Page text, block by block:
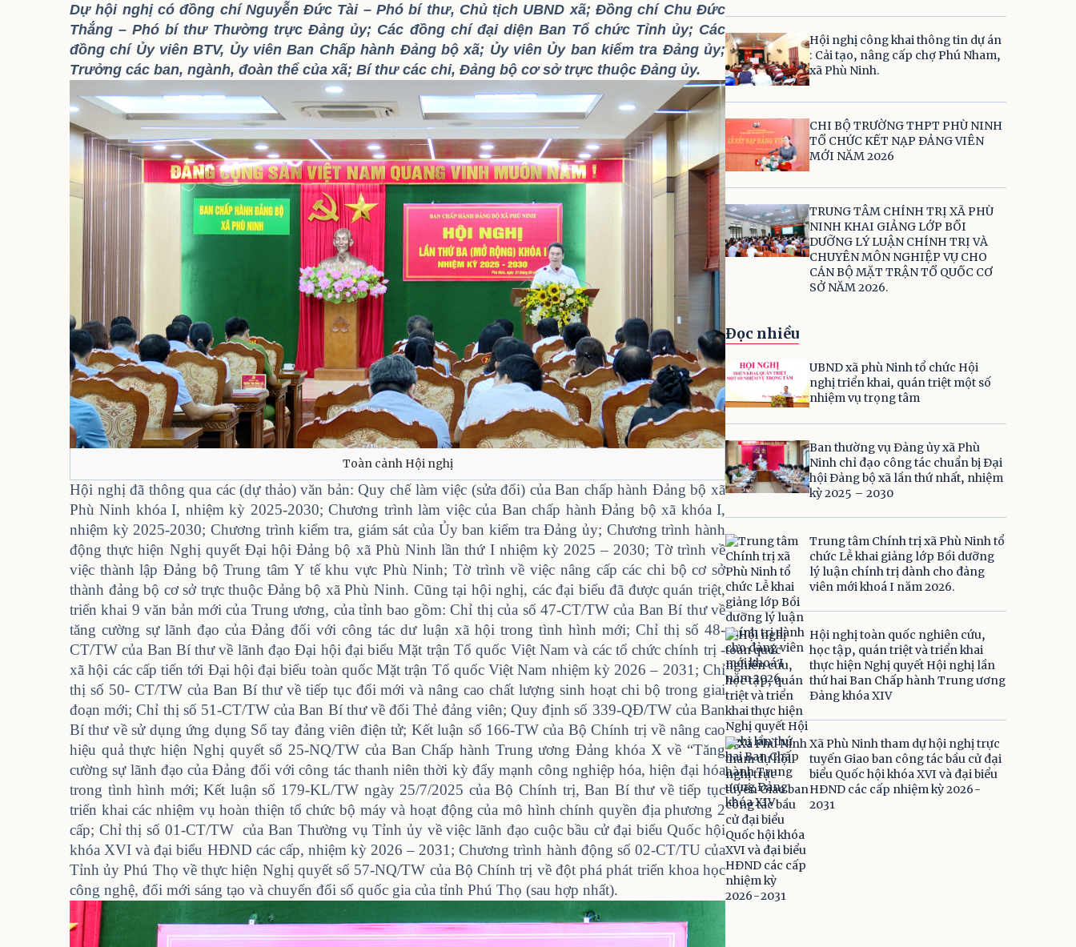
Dự hội nghị có đồng chí Nguyễn Đức Tài – Phó bí thư, Chủ tịch UBND xã; Đồng chí Chu Đức
Thắng – Phó bí thư Thường trực Đảng ủy; Các đồng chí đại diện Ban Tổ chức Tỉnh ủy; Các
đồng chí Ủy viên BTV, Ủy viên Ban Chấp hành Đảng bộ xã; Ủy viên Ủy ban kiểm tra Đảng ủy;
Trưởng các ban, ngành, đoàn thể của xã; Bí thư các chi, Đảng bộ cơ sở trực thuộc Đảng ủy.
Toàn cảnh Hội nghị
Hội nghị đã thông qua các (dự thảo) văn bản: Quy chế làm việc (sửa đổi) của Ban chấp hành Đảng bộ xã
Phù Ninh khóa I, nhiệm kỳ 2025-2030; Chương trình làm việc của Ban chấp hành Đảng bộ xã khóa I,
nhiệm kỳ 2025-2030; Chương trình kiểm tra, giám sát của Ủy ban kiểm tra Đảng ủy; Chương trình hành
động thực hiện Nghị quyết Đại hội Đảng bộ xã Phù Ninh lần thứ I nhiệm kỳ 2025 – 2030; Tờ trình về
việc thành lập Đảng bộ Trung tâm Y tế khu vực Phù Ninh; Tờ trình về việc nâng cấp các chi bộ cơ sở
thành đảng bộ cơ sở trực thuộc Đảng bộ xã Phù Ninh. Cũng tại hội nghị, các đại biểu đã được quán triệt,
triển khai 9 văn bản mới của Trung ương, của tỉnh bao gồm: Chỉ thị của số 47-CT/TW của Ban Bí thư về
tăng cường sự lãnh đạo của Đảng đối với công tác dư luận xã hội trong tình hình mới; Chỉ thị số 48-
CT/TW của Ban Bí thư về lãnh đạo Đại hội đại biểu Mặt trận Tổ quốc Việt Nam và các tổ chức chính trị -
xã hội các cấp tiến tới Đại hội đại biểu toàn quốc Mặt trận Tổ quốc Việt Nam nhiệm kỳ 2026 – 2031; Chỉ
thị số 50- CT/TW của Ban Bí thư về tiếp tục đổi mới và nâng cao chất lượng sinh hoạt chi bộ trong giai
đoạn mới; Chỉ thị số 51-CT/TW của Ban Bí thư về đổi Thẻ đảng viên; Quy định số 339-QĐ/TW của Ban
Bí thư về sử dụng ứng dụng Sổ tay đảng viên điện tử; Kết luận số 166-TW của Bộ Chính trị về nâng cao
hiệu quả thực hiện Nghị quyết số 25-NQ/TW của Ban Chấp hành Trung ương Đảng khóa X về “Tăng
cường sự lãnh đạo của Đảng đối với công tác thanh niên thời kỳ đẩy mạnh công nghiệp hóa, hiện đại hóa
trong tình hình mới; Kết luận số 179-KL/TW ngày 25/7/2025 của Bộ Chính trị, Ban Bí thư về tiếp tục
triển khai các nhiệm vụ hoàn thiện tổ chức bộ máy và hoạt động của mô hình chính quyền địa phương 2
cấp; Chỉ thị số 01-CT/TW của Ban Thường vụ Tỉnh ủy về việc lãnh đạo cuộc bầu cử đại biểu Quốc hội
khóa XVI và đại biểu HĐND các cấp, nhiệm kỳ 2026 – 2031; Chương trình hành động số 02-CT/TU của
Tỉnh ủy Phú Thọ về thực hiện Nghị quyết số 57-NQ/TW của Bộ Chính trị về đột phá phát triển khoa học
công nghệ, đổi mới sáng tạo và chuyển đổi số quốc gia của tỉnh Phú Thọ (sau hợp nhất).
Hội nghị công khai thông tin dự án
: Cải tạo, nâng cấp chợ Phú Nham,
xã Phù Ninh.
CHI BỘ TRƯỜNG THPT PHÙ NINH
TỔ CHỨC KẾT NẠP ĐẢNG VIÊN
MỚI NĂM 2026
TRUNG TÂM CHÍNH TRỊ XÃ PHÙ
NINH KHAI GIẢNG LỚP BỒI
DƯỠNG LÝ LUẬN CHÍNH TRỊ VÀ
CHUYÊN MÔN NGHIỆP VỤ CHO
CÁN BỘ MẶT TRẬN TỔ QUỐC CƠ
SỞ NĂM 2026.
Đọc nhiều
UBND xã phù Ninh tổ chức Hội
nghị triển khai, quán triệt một số
nhiệm vụ trọng tâm
Ban thường vụ Đảng ủy xã Phù
Ninh chỉ đạo công tác chuẩn bị Đại
hội Đảng bộ xã lần thứ nhất, nhiệm
kỳ 2025 – 2030
Trung tâm Chính trị xã Phù Ninh tổ
chức Lễ khai giảng lớp Bồi dưỡng
lý luận chính trị dành cho đảng
viên mới khoá I năm 2026.
Hội nghị toàn quốc nghiên cứu,
học tập, quán triệt và triển khai
thực hiện Nghị quyết Hội nghị lần
thứ hai Ban Chấp hành Trung ương
Đảng khóa XIV
Xã Phù Ninh tham dự hội nghị trực
tuyến Giao ban công tác bầu cử đại
biểu Quốc hội khóa XVI và đại biểu
HĐND các cấp nhiệm kỳ 2026-
2031